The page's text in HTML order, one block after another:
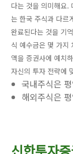
다는 것을 의미해요.
는 한국 주식과 다르
완료된다는 것을 기
식 예수금은 몇 가지
액을 증권사에 예치
자신의 투자 전략에
국내주식은
해외주식은